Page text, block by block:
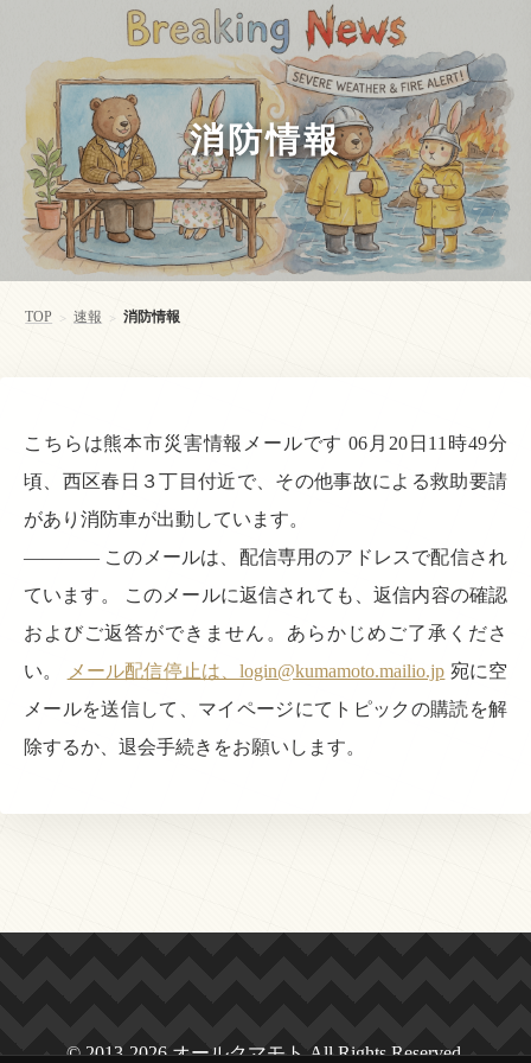
消防情報
TOP > 速報 > 消防情報
こちらは熊本市災害情報メールです 06月20日11時49分
頃、西区春日３丁目付近で、その他事故による救助要請
があり消防車が出動しています。
———— このメールは、配信専用のアドレスで配信され
ています。 このメールに返信されても、返信内容の確認
およびご返答ができません。あらかじめご了承くださ
い。
メール配信停止は、login@kumamoto.mailio.jp 宛に空
メールを送信して、マイページにてトピックの購読を解
除するか、退会手続きをお願いします。
© 2013-2026 オールクマモト All Rights Reserved.